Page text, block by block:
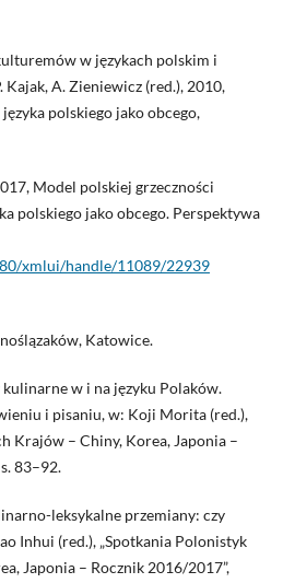
w językach polskim i
Kajak, A. Zieniewicz (red.), 2010,
polskiego jako obcego,
Model polskiej grzeczności
polskiego jako obcego. Perspektywa
xmlui/handle/11089/22939
Katowice.
kulinarne w i na języku Polaków.
i pisaniu, w: Koji Morita (red.),
Krajów – Chiny, Korea, Japonia –
83–92.
leksykalne przemiany: czy
Inhui (red.), „Spotkania Polonistyk
Japonia – Rocznik 2016/2017”,